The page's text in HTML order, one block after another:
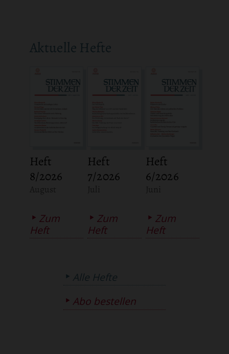
Aktuelle Hefte
Heft
8/2026
Zum
Heft
Heft
7/2026
Zum
Heft
Heft
6/2026
Zum
Heft
Alle Hefte
Abo bestellen